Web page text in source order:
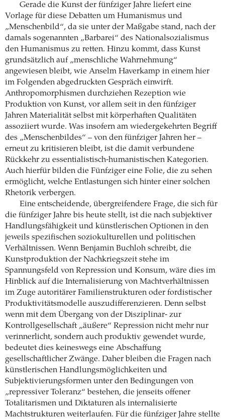
Gerade die Kunst der fünfziger Jahre liefert eine
Vorlage für diese Debatten um Humanismus und
„Menschenbild“, da sie unter der Maßgabe stand, nach der
damals sogenannten „Barbarei“ des Nationalsozialismus
den Humanismus zu retten. Hinzu kommt, dass Kunst
grundsätzlich auf „menschliche Wahrnehmung“
angewiesen bleibt, wie Anselm Haverkamp in einem hier
im Folgenden abgedruckten Gespräch einwirft.
Anthropomorphismen durchziehen Rezeption wie
Produktion von Kunst, vor allem seit in den fünfziger
Jahren Materialität selbst mit körperhaften Qualitäten
assoziiert wurde. Was insofern am wiedergekehrten Begriff
des „Menschenbildes“ – von den fünfziger Jahren her –
erneut zu kritisieren bleibt, ist die damit verbundene
Rückkehr zu essentialistisch-humanistischen Kategorien.
Auch hierfür bilden die Fünfziger eine Folie, die zu sehen
ermöglicht, welche Entlastungen sich hinter einer solchen
Rhetorik verbergen.
Eine entscheidende, übergreifendere Frage, die sich für
die fünfziger Jahre bis heute stellt, ist die nach subjektiver
Handlungsfähigkeit und künstlerischen Optionen in den
jeweils spezifischen soziokulturellen und politischen
Verhältnissen. Wenn Benjamin Buchloh schreibt, die
Kunstproduktion der Nachkriegszeit stehe im
Spannungsfeld von Repression und Konsum, wäre dies im
Hinblick auf die Internalisierung von Machtverhältnissen
im Zuge autoritärer Familienstrukturen oder fordistischer
Produktivitätsmodelle auszudifferenzieren. Denn selbst
wenn mit dem Übergang von der Disziplinar- zur
Kontrollgesellschaft „äußere“ Repression nicht mehr nur
verinnerlicht, sondern auch produktiv gewendet wurde,
bedeutet dies keineswegs eine Abschaffung
gesellschaftlicher Zwänge. Daher bleiben die Fragen nach
künstlerischen Handlungsmöglichkeiten und
Subjektivierungsformen unter den Bedingungen von
„repressiver Toleranz“ bestehen, die jenseits offener
Totalitarismen und Diktaturen als internalisierte
Machtstrukturen weiterlaufen. Für die fünfziger Jahre stellte